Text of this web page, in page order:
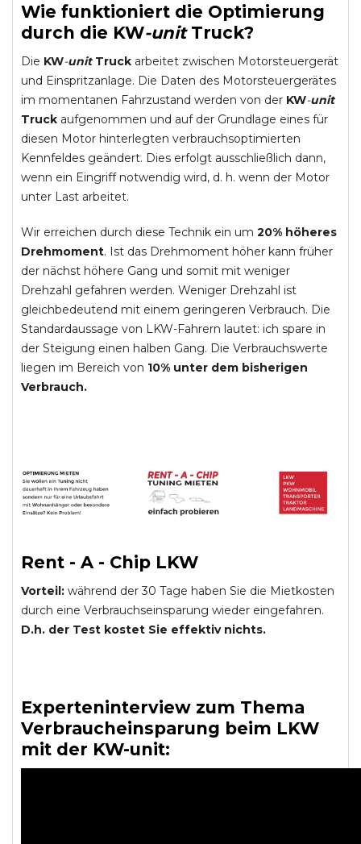
Wie funktioniert die Optimierung
durch die KW-unit Truck?
Die KW-unit Truck arbeitet zwischen Motorsteuergerät
und Einspritzanlage. Die Daten des Motorsteuergerätes
im momentanen Fahrzustand werden von der KW-unit
Truck aufgenommen und auf der Grundlage eines für
diesen Motor hinterlegten verbrauchsoptimierten
Kennfeldes geändert. Dies erfolgt ausschließlich dann,
wenn ein Eingriff notwendig wird, d. h. wenn der Motor
unter Last arbeitet.
Wir erreichen durch diese Technik ein um 20% höheres
Drehmoment. Ist das Drehmoment höher kann früher
der nächst höhere Gang und somit mit weniger
Drehzahl gefahren werden. Weniger Drehzahl ist
gleichbedeutend mit einem geringeren Verbrauch. Die
Standardaussage von LKW-Fahrern lautet: ich spare in
der Steigung einen halben Gang. Die Verbrauchswerte
liegen im Bereich von 10% unter dem bisherigen
Verbrauch.
Rent - A - Chip LKW
Vorteil: während der 30 Tage haben Sie die Mietkosten
durch eine Verbrauchseinsparung wieder eingefahren.
D.h. der Test kostet Sie effektiv nichts.
Experteninterview zum Thema
Verbraucheinsparung beim LKW
mit der KW-unit: